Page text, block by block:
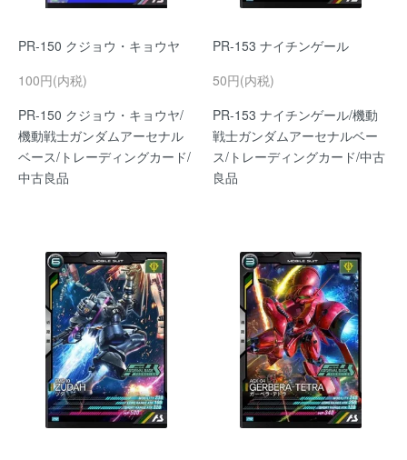
PR-150 クジョウ・キョウヤ
100円(内税)
PR-150 クジョウ・キョウヤ/
機動戦士ガンダムアーセナル
ベース/トレーディングカード/
中古良品
PR-153 ナイチンゲール
50円(内税)
PR-153 ナイチンゲール/機動
戦士ガンダムアーセナルベー
ス/トレーディングカード/中古
良品